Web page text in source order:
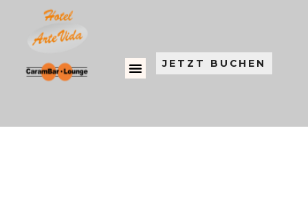
JETZT BUCHEN